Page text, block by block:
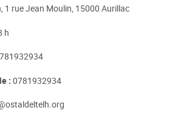
1 rue Jean Moulin, 15000 Aurillac
h
: 0781932934